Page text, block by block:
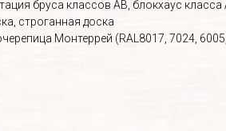
бруса классов АВ, блокхаус
строганная доска
Монтеррей (RAL8017, 7024,